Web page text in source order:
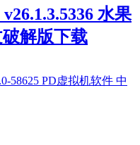
水果
解版下载